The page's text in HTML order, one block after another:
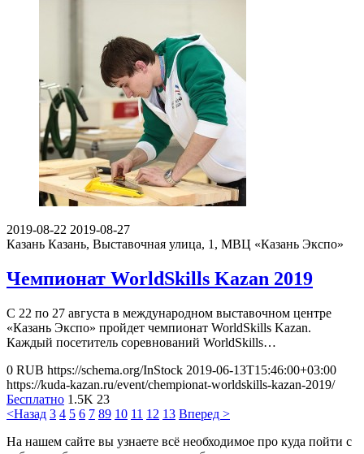
2019-08-22 2019-08-27
Казань Казань, Выставочная улица, 1, МВЦ «Казань Экспо»
Чемпионат WorldSkills Kazan 2019
С 22 по 27 августа в международном выставочном центре
«Казань Экспо» пройдет чемпионат WorldSkills Kazan.
Каждый посетитель соревнований WorldSkills…
0 RUB https://schema.org/InStock 2019-06-13T15:46:00+03:00
https://kuda-kazan.ru/event/chempionat-worldskills-kazan-2019/
Бесплатно 1.5K 23
<Назад 3 4 5 6 7 89 10 11 12 13 Вперед >
На нашем сайте вы узнаете всё необходимое про куда пойти с